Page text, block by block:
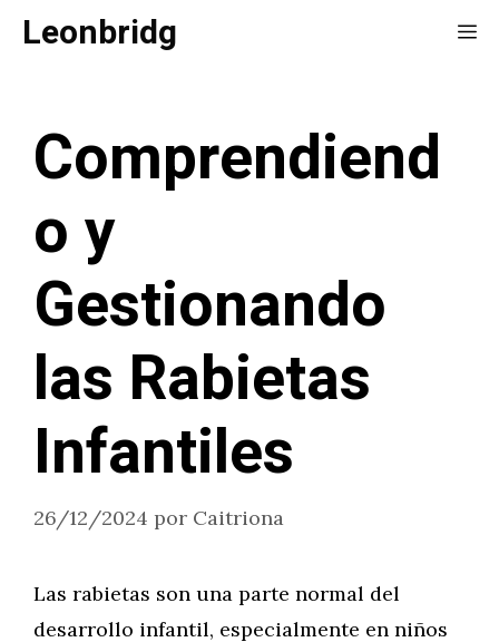
SaltarLeonbridg
Comprendiend
o y
Gestionando
las Rabietas
Infantiles
26/12/2024 por Caitriona
Las rabietas son una parte normal del
desarrollo infantil, especialmente en niños